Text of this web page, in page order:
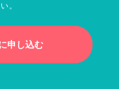
。
申し込む